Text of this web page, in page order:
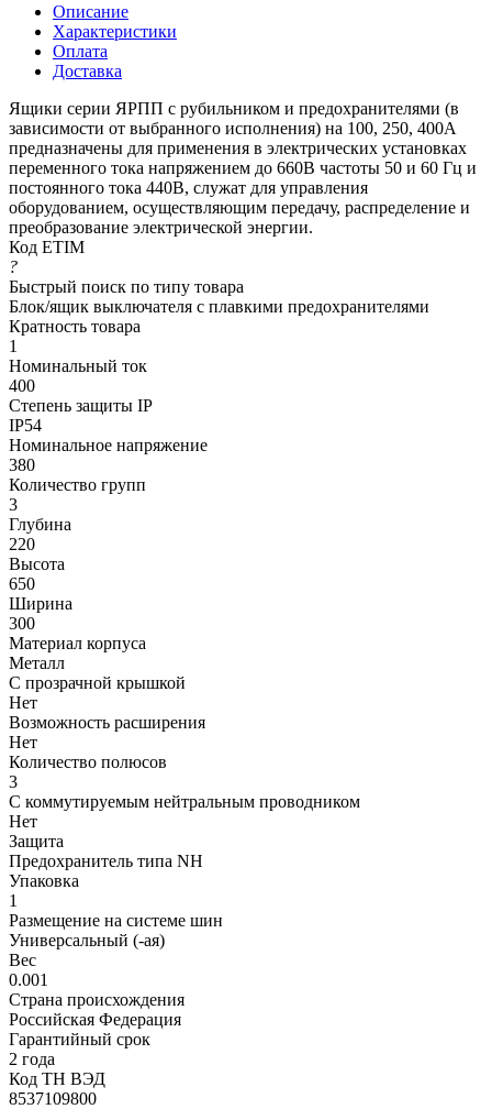
Описание
Характеристики
Оплата
Доставка
Ящики серии ЯРПП с рубильником и предохранителями (в
зависимости от выбранного исполнения) на 100, 250, 400А
предназначены для применения в электрических установках
переменного тока напряжением до 660В частоты 50 и 60 Гц и
постоянного тока 440В, служат для управления
оборудованием, осуществляющим передачу, распределение и
преобразование электрической энергии.
Код ETIM
?
Быстрый поиск по типу товара
Блок/ящик выключателя с плавкими предохранителями
Кратность товара
1
Номинальный ток
400
Степень защиты IP
IP54
Номинальное напряжение
380
Количество групп
3
Глубина
220
Высота
650
Ширина
300
Материал корпуса
Металл
С прозрачной крышкой
Нет
Возможность расширения
Нет
Количество полюсов
3
С коммутируемым нейтральным проводником
Нет
Защита
Предохранитель типа NH
Упаковка
1
Размещение на системе шин
Универсальный (-ая)
Вес
0.001
Страна происхождения
Российская Федерация
Гарантийный срок
2 года
Код ТН ВЭД
8537109800